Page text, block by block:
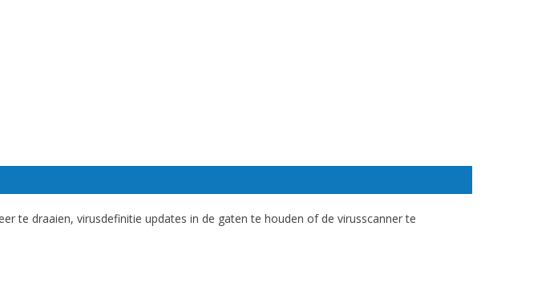
te draaien, virusdefinitie updates in de gaten te houden of de virusscanner te